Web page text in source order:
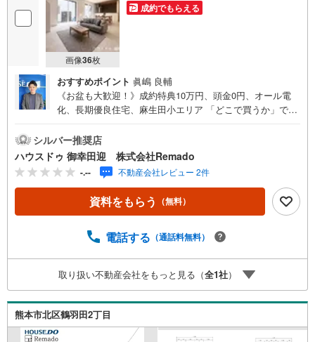
画像36枚
成約でもらえる
おすすめポイント 眞嶋 良輔
《お盆も大歓迎！》成約特典10万円、頭金0円、オール電
化、長期優良住宅、麻生田小エリア 「どこで買うか」で、
以上に 「パートナー選び」が重要です！■ご成約特典10
万円以内の家具家電プレゼント ※当社からの指定はありま
せん■購入総額を抑える3つのご提案（1）価格交渉に自信
あり（2）太陽光等のオプション費用も相見積り（3）提携
銀行多数で条件の良い銀行を選べます＼＼キャンペーン実
施中//『購入総額の限界へ挑戦』売主様との価格交渉もお任
域の内覧ツアー・現地または現地周辺やご希望の場所での
築・中古・マンションを窓口ひとつで比較・内覧■九州No.
1の実績・ハウスドゥ全国大会2025 九州エリア売買件
数・売上高1位・Google口コミランキング 「熊本県 不動
産売買」1位＼＼お客様の声を参考に失敗しない家探しを //
シルバー推奨店
ハウスドゥ 御幸田迎 株式会社Remado
-.-- 不動産会社レビュー 2件
資料をもらう （無料）
電話する （通話料無料）
取り扱い不動産会社をもっと見る（全1社）
熊本市北区鶴羽田2丁目